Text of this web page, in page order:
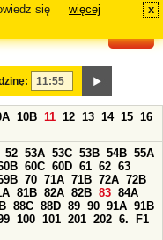
się
więcej x
10B 11 12 13 14 15 16
52 53A 53C 53B 54B 55A
60C 60D 61 62 63
70 71A 71B 72A 72B
81B 82A 82B 83 84A
88C 88D 89 90 91A 91B
100 101 201 202 6.
F1